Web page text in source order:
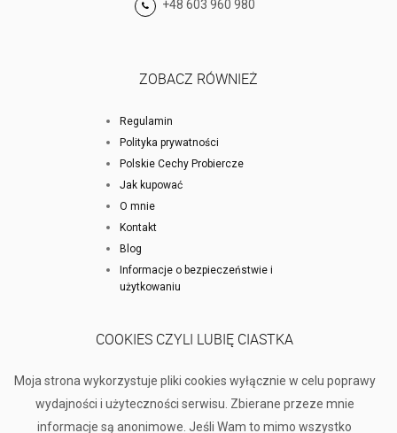
+48 603 960 980
ZOBACZ RÓWNIEŻ
Regulamin
Polityka prywatności
Polskie Cechy Probiercze
Jak kupować
O mnie
Kontakt
Blog
Informacje o bezpieczeństwie i
użytkowaniu
COOKIES CZYLI LUBIĘ CIASTKA
Moja strona wykorzystuje pliki cookies wyłącznie w celu poprawy
wydajności i użyteczności serwisu. Zbierane przeze mnie
informacje są anonimowe. Jeśli Wam to mimo wszystko